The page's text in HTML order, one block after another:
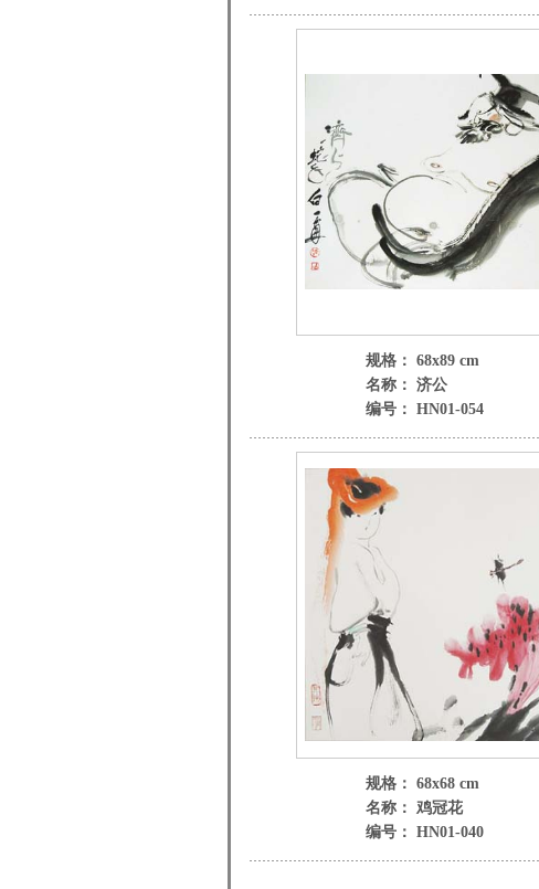
规格： 68x89 cm
名称： 济公
编号： HN01-054
规格： 68x68 cm
名称： 鸡冠花
编号： HN01-040